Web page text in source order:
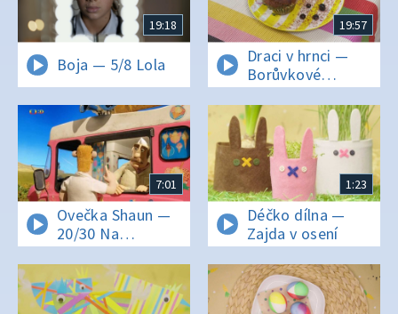
19:18
Boja — 5/8 Lola
19:57
Draci v hrnci —
Borůvkové
muffiny voní
v dračí kuchyni
7:01
Ovečka Shaun —
20/30 Na
Hromnice práce
více
1:23
Déčko dílna —
Zajda v osení